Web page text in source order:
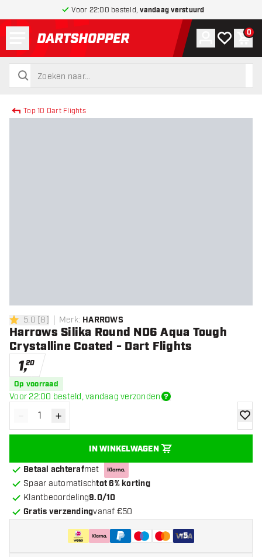
Voor 22:00 besteld,vandaag verstuurd
terug naar home pagina
zoeken
zoeken
Account
Mijn 0
Top 10 Dart Flights
5 score sterren
5.0 [8] Merk: HARROWS
Harrows Silika Round NO6 Aqua Tough
Crystalline Coated - Dart Flights
1,20
Op voorraad
Voor 22:00 besteld, vandaag verzonden
Verminder hoeveelheid
- Verhoog hoeveelheid
+
IN WINKELWAGEN
Betaal achterafmet
Spaar automatischtot 6% korting
Klantbeoordeling9.0/10
Gratis verzendingvanaf €50
+5